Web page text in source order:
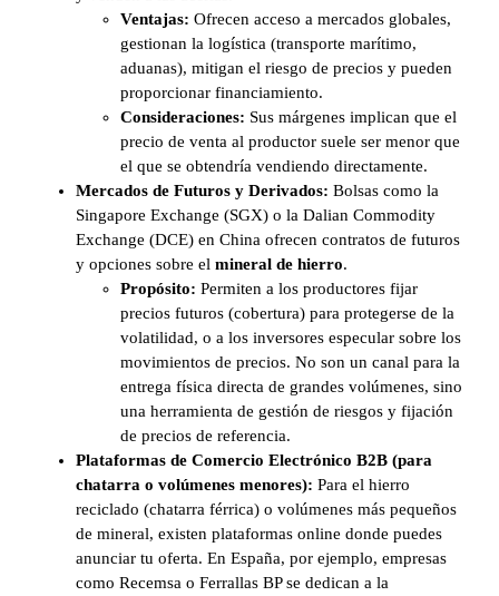
Ventajas: Ofrecen acceso a mercados globales,
gestionan la logística (transporte marítimo,
aduanas), mitigan el riesgo de precios y pueden
proporcionar financiamiento.
Consideraciones: Sus márgenes implican que el
precio de venta al productor suele ser menor que
el que se obtendría vendiendo directamente.
Mercados de Futuros y Derivados: Bolsas como la
Singapore Exchange (SGX) o la Dalian Commodity
Exchange (DCE) en China ofrecen contratos de futuros
y opciones sobre el mineral de hierro.
Propósito: Permiten a los productores fijar
precios futuros (cobertura) para protegerse de la
volatilidad, o a los inversores especular sobre los
movimientos de precios. No son un canal para la
entrega física directa de grandes volúmenes, sino
una herramienta de gestión de riesgos y fijación
de precios de referencia.
Plataformas de Comercio Electrónico B2B (para
chatarra o volúmenes menores): Para el hierro
reciclado (chatarra férrica) o volúmenes más pequeños
de mineral, existen plataformas online donde puedes
anunciar tu oferta. En España, por ejemplo, empresas
como Recemsa o Ferrallas BP se dedican a la